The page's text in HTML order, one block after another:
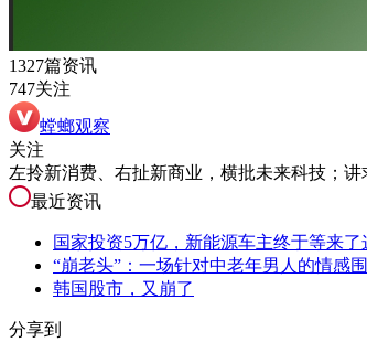
1327篇资讯
747关注
螳螂观察
关注
左拎新消费、右扯新商业，横批未来科技；
最近资讯
国家投资5万亿，新能源车主终于等来了
“崩老头”：一场针对中老年男人的情感
韩国股市，又崩了
分享到